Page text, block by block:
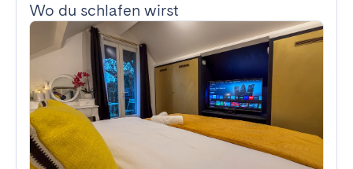
Wo du schlafen wirst